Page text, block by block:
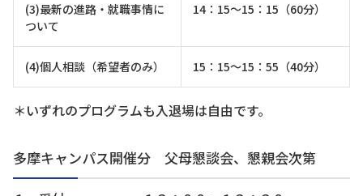
(3)最新の進路・就職事情に
ついて
14：15～15：15（60分）
(4)個人相談（希望者のみ） 15：15～15：55（40分）
＊いずれのプログラムも入退場は自由です。
多摩キャンパス開催分 父母懇談会、懇親会次第